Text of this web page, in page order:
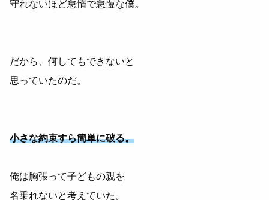
守れないほど怠惰で怠慢な僕。
だから、何してもできないと
思っていたのだ。
小さな約束すら簡単に破る。
俺は胸張って子どもの親を
名乗れないと考えていた。